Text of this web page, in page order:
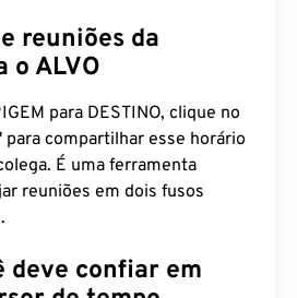
reuniões da
o ALVO
para DESTINO, clique no
compartilhar esse horário
É uma ferramenta
reuniões em dois fusos
deve confiar em